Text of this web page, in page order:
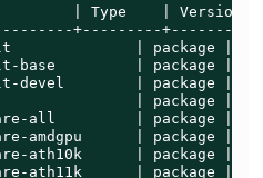
| Type    | Version
+---------
| package |
base         | package |
devel        | package |
| package |
all         | package |
amdgpu      | package |
ath10k      | package |
ath11k      | package |